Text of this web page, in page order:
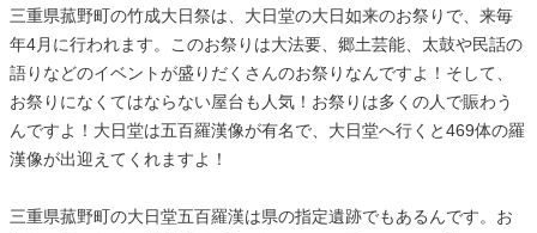
三重県菰野町の竹成大日祭は、大日堂の大日如来のお祭りで、来毎
年4月に行われます。このお祭りは大法要、郷土芸能、太鼓や民話の
語りなどのイベントが盛りだくさんのお祭りなんですよ！そして、
お祭りになくてはならない屋台も人気！お祭りは多くの人で賑わう
んですよ！大日堂は五百羅漢像が有名で、大日堂へ行くと469体の羅
漢像が出迎えてくれますよ！
三重県菰野町の大日堂五百羅漢は県の指定遺跡でもあるんです。お